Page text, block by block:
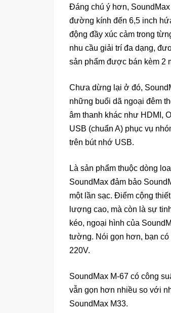
Đáng chú ý hơn,
đường kính đến 6,5 inch
động đầy xúc cảm trong
nhu cầu giải trí đa dạng,
sản phẩm được bán kèm 2
Chưa dừng lại ở đó,
những buổi dã ngoại đêm
âm thanh khác như HDMI,
USB (chuẩn A) phục vụ
trên bút nhớ USB.
Là sản phẩm thuộc dòng
SoundMax đảm bảo
một lần sạc. Điểm cộng
lượng cao, mà còn là sự
kéo, ngoại hình của
tường. Nói gọn hơn, bạn có
220V.
SoundMax M-67 có công
vẫn gọn hơn nhiều so với
SoundMax M33.